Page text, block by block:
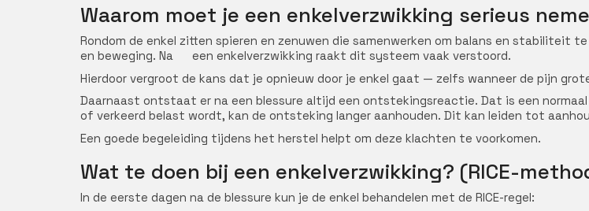
Waarom moet je een enkelverzwikking serieus
Rondom de enkel zitten spieren en zenuwen die samenwerken om balans en stabiliteit
en beweging. Na een enkelverzwikking raakt dit systeem vaak verstoord.
Hierdoor vergroot de kans dat je opnieuw door je enkel gaat — zelfs wanneer de pijn
Daarnaast ontstaat er na een blessure altijd een ontstekingsreactie. Dat is een
of verkeerd belast wordt, kan de ontsteking langer aanhouden. Dit kan leiden tot
Een goede begeleiding tijdens het herstel helpt om deze klachten te voorkomen.
Wat te doen bij een enkelverzwikking? (RICE-
In de eerste dagen na de blessure kun je de enkel behandelen met de RICE-regel: